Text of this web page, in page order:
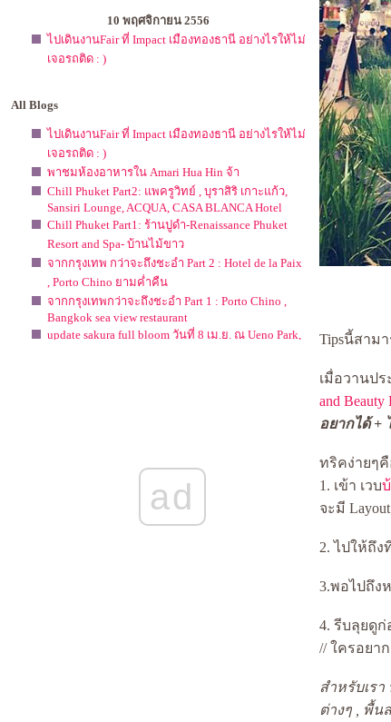
10 พฤศจิกายน 2556
ไปเดินงานFair ที่ Impact เมืองทองธานี อย่างไรให้ไม่
เจอรถติด : )
All Blogs
ไปเดินงานFair ที่ Impact เมืองทองธานี อย่างไรให้ไม่
เจอรถติด : )
พาชมห้องอาหารใน Amari Hua Hin จ้า
Chill Phuket Part2: แพครูวิทย์ , บุราสิริ เกาะแก้ว,
Sansiri Lounge, ACQUA, CASA BLANCA Hotel
Chill Phuket Part1: ร้านปูดำ-Renaissance Phuket
Resort and Spa- บ้านไม้ขาว
จากกรุงเทพ กว่าจะถึงชะอำ Part 2 : Hotel de la Paix
, Porto Chino ยามค่ำคืน
จากกรุงเทพกว่าจะถึงชะอำ Part 1 : Porto Chino ,
Bangkok sea view restaurant
update sakura full bloom วันที่ 8 เม.ย. ณ Ueno Park,
ซาปา สวรรค์ในสายหมอก
SYDNEY, Place to eat, Place to go.
ผนที่ ปาย จ.แม่ฮ่องสอน/ Paii Map
Preview : Dubai Trip
ad
Tipsนี้สาม
เมื่อวานปร
and Beauty
อยากได้ +
ทริคง่ายๆ
1. เข้า เวบ
จะมี
2. ไปให้ถึง
3.พอไปถึง
4. รีบลุยดู
// ใครอยา
สำหรับเร
ต่างๆ , พื้น